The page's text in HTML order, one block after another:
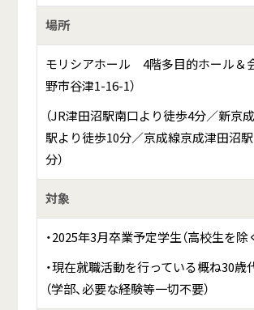
場所
モリシアホール 4階多目的ホール＆
野市谷津1-16-1）
（JR津田沼駅南口より徒歩4分／新京
駅より徒歩10分／京成線京成津田沼
分）
対象
・2025年3月卒業予定学生（高校生を除
・現在就職活動を行っている概ね30歳
（学部、必要な経験等一切不要）